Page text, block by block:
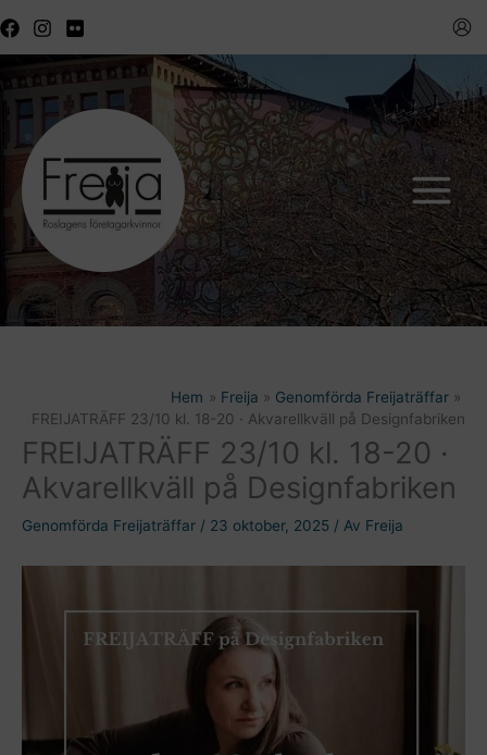
till
Hem Freija
Genomförda Freijaträffar
FREIJATRÄFF 23/10 kl. 18-20 · Akvarellkväll på Designfabriken
FREIJATRÄFF 23/10 kl. 18-20 ·
Akvarellkväll på Designfabriken
Genomförda Freijaträffar / 23 oktober, 2025 / Av Freija